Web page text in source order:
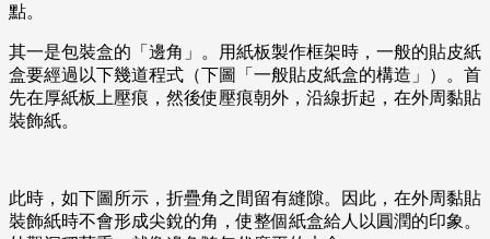
點。
其一是包裝盒的「邊角」。用紙板製作框架時，一般的貼皮紙
盒要經過以下幾道程式（下圖「一般貼皮紙盒的構造」）。首
先在厚紙板上壓痕，然後使壓痕朝外，沿線折起，在外周黏貼
裝飾紙。
此時，如下圖所示，折疊角之間留有縫隙。因此，在外周黏貼
裝飾紙時不會形成尖銳的角，使整個紙盒給人以圓潤的印象。